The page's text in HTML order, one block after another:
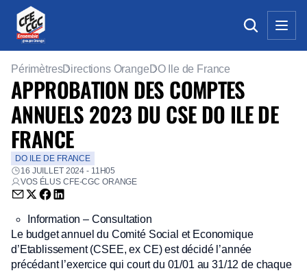
PérimètresDirections Orange DO Ile de France
APPROBATION DES COMPTES
ANNUELS 2023 DU CSE DO ILE DE
FRANCE
DO ILE DE FRANCE
16 JUILLET 2024 - 11H05
VOS ÉLUS CFE-CGC ORANGE
Envoyer par email (nouvelle fenêtre)
Partager sur Twitter (nouvelle fenêtre)
Partager sur Facebook (nouvelle fenêtre)
Partager sur LinkedIn (nouvelle fenêtre)
Information – Consultation
Le budget annuel du Comité Social et Economique
d’Etablissement (CSEE, ex CE) est décidé l’année
précédant l’exercice qui court du 01/01 au 31/12 de chaque